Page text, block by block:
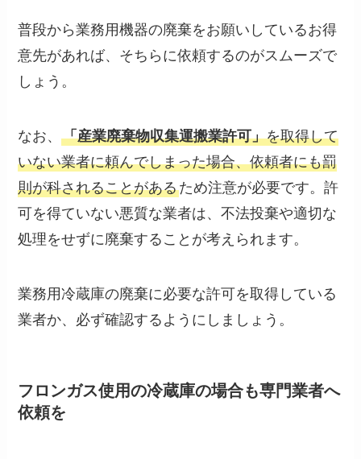
普段から業務用機器の廃棄をお願いしているお得
意先があれば、そちらに依頼するのがスムーズで
しょう。
なお、「産業廃棄物収集運搬業許可」を取得して
いない業者に頼んでしまった場合、依頼者にも罰
則が科されることがあるため注意が必要です。許
可を得ていない悪質な業者は、不法投棄や適切な
処理をせずに廃棄することが考えられます。
業務用冷蔵庫の廃棄に必要な許可を取得している
業者か、必ず確認するようにしましょう。
フロンガス使用の冷蔵庫の場合も専門業者へ
依頼を